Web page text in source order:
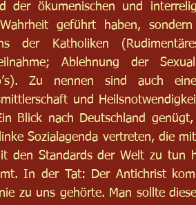
der ökumenischen und
geführt haben, sondern
der Katholiken
Ablehnung der
Zu nennen sind auch
und
Blick nach Deutschland
Sozialagenda vertreten, die
den Standards der Welt zu tun
In der Tat: Der Antichrist
zu uns gehörte. Man sollte